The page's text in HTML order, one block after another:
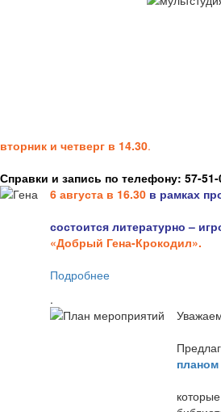
вторник и четверг в 14.30.
Справки и запись по телефону: 57-51-
6 августа в 16.30 в рамках
состоится литературно –
«Добрый Гена-Крокодил».
Подробнее
.